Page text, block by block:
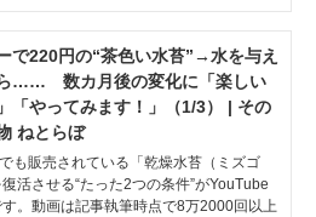
で220円の“茶色い水苔”→水を与え
…… 数カ月後の変化に「楽しい
「やってみます！」（1/3） | その
ねとらぼ
も販売されている「乾燥水苔（ミズゴ
活させる“たった2つの条件”がYouTube
。動画は記事執筆時点で8万2000回以上